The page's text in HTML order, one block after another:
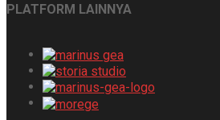
PLATFORM LAINNYA